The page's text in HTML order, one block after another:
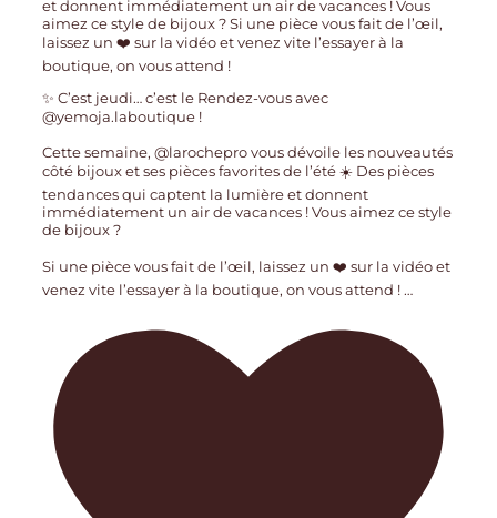
✨ C’est jeudi… c’est le Rendez-vous avec
@yemoja.laboutique !
Cette semaine, @larochepro vous dévoile les nouveautés
côté bijoux et ses pièces favorites de l’été ☀️ Des pièces
tendances qui captent la lumière et donnent
immédiatement un air de vacances ! Vous aimez ce style
de bijoux ?
Si une pièce vous fait de l’œil, laissez un ❤️ sur la vidéo et
venez vite l’essayer à la boutique, on vous attend ! …